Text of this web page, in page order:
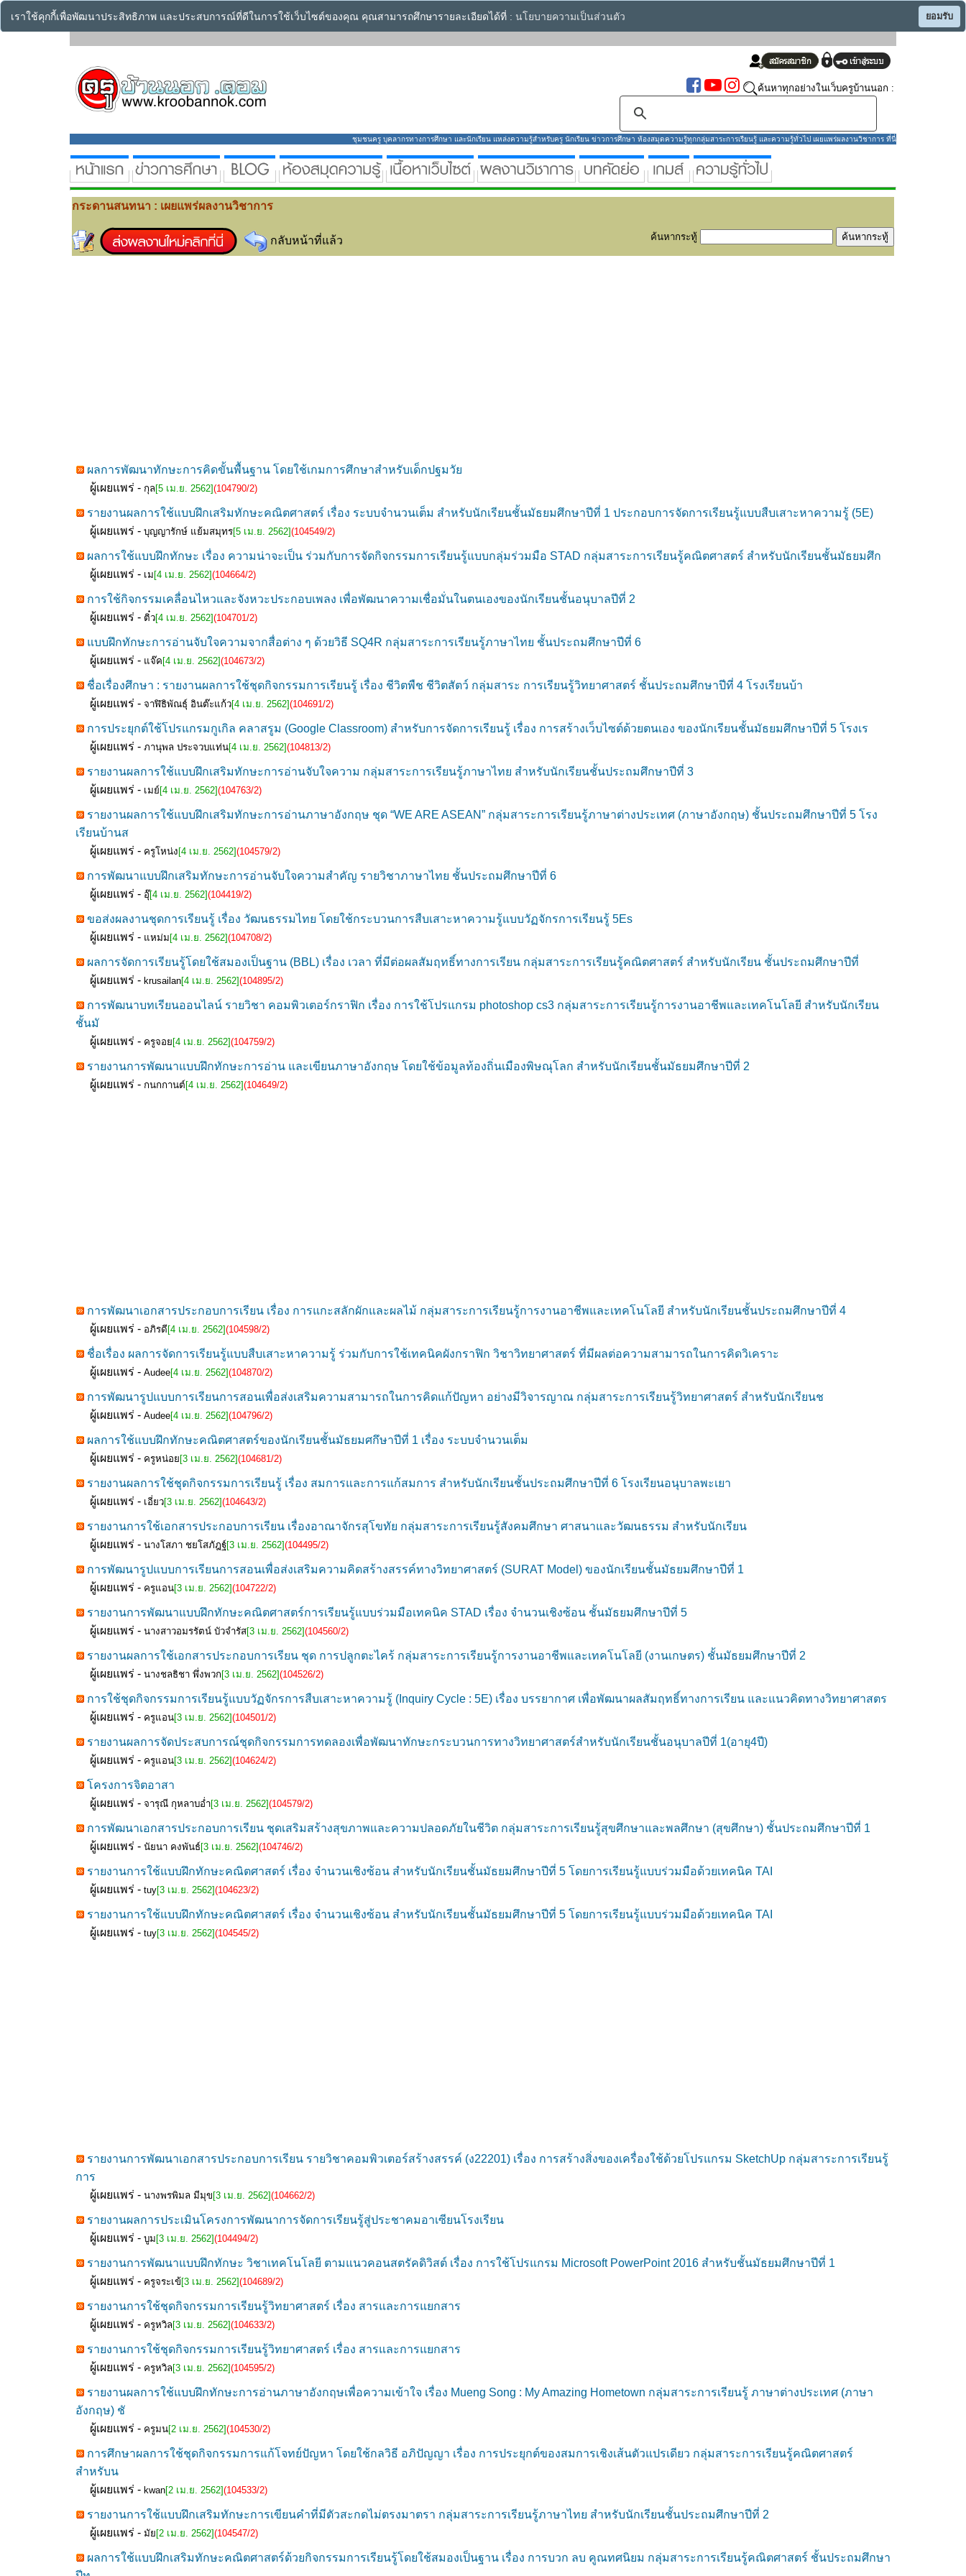
เราใช้คุกกี้เพื่อพัฒนาประสิทธิภาพ และประสบการณ์ที่ดีในการใช้เว็บไซต์ของคุณ คุณสามารถศึกษารายละเอียดได้ที่ : นโยบายความเป็นส่วนตัว ยอมรับ
ค้นหาทุกอย่างในเว็บครูบ้านนอก :
ชุมชนครู บุคลากรทางการศึกษา และนักเรียน แหล่งความรู้สำหรับครู นักเรียน ข่าวการศึกษา ห้องสมุดความรู้ทุกกลุ่มสาระการเรียนรู้ และความรู้ทั่วไป เผยแพร่ผลงานวิชาการ ที่นี่
กระดานสนทนา : เผยแพร่ผลงานวิชาการ
กลับหน้าที่แล้ว ค้นหากระทู้
ผลการพัฒนาทักษะการคิดขั้นพื้นฐาน โดยใช้เกมการศึกษาสำหรับเด็กปฐมวัย
ผู้เผยแพร่ - กุล [5 เม.ย. 2562](104790/2)
รายงานผลการใช้แบบฝึกเสริมทักษะคณิตศาสตร์ เรื่อง ระบบจำนวนเต็ม สำหรับนักเรียนชั้นมัธยมศึกษาปีที่ 1 ประกอบการจัดการเรียนรู้แบบสืบเสาะหาความรู้ (5E)
ผู้เผยแพร่ - บุญญารักษ์ แย้มสมุทร[5 เม.ย. 2562](104549/2)
ผลการใช้แบบฝึกทักษะ เรื่อง ความน่าจะเป็น ร่วมกับการจัดกิจกรรมการเรียนรู้แบบกลุ่มร่วมมือ STAD กลุ่มสาระการเรียนรู้คณิตศาสตร์ สำหรับนักเรียนชั้นมัธยมศึก
ผู้เผยแพร่ - เม [4 เม.ย. 2562](104664/2)
การใช้กิจกรรมเคลื่อนไหวและจังหวะประกอบเพลง เพื่อพัฒนาความเชื่อมั่นในตนเองของนักเรียนชั้นอนุบาลปีที่ 2
ผู้เผยแพร่ - ติ๋ว[4 เม.ย. 2562](104701/2)
แบบฝึกทักษะการอ่านจับใจความจากสื่อต่าง ๆ ด้วยวิธี SQ4R กลุ่มสาระการเรียนรู้ภาษาไทย ชั้นประถมศึกษาปีที่ 6
ผู้เผยแพร่ - แจ๊ค [4 เม.ย. 2562](104673/2)
ชื่อเรื่องศึกษา : รายงานผลการใช้ชุดกิจกรรมการเรียนรู้ เรื่อง ชีวิตพืช ชีวิตสัตว์ กลุ่มสาระ การเรียนรู้วิทยาศาสตร์ ชั้นประถมศึกษาปีที่ 4 โรงเรียนบ้า
ผู้เผยแพร่ - จาฬิธิพัณธุ์ อินต๊ะแก้ว[4 เม.ย. 2562](104691/2)
การประยุกต์ใช้โปรแกรมกูเกิล คลาสรูม (Google Classroom) สำหรับการจัดการเรียนรู้ เรื่อง การสร้างเว็บไซต์ด้วยตนเอง ของนักเรียนชั้นมัธยมศึกษาปีที่ 5 โรงเร
ผู้เผยแพร่ - ภานุพล ประจวบแท่น[4 เม.ย. 2562](104813/2)
รายงานผลการใช้แบบฝึกเสริมทักษะการอ่านจับใจความ กลุ่มสาระการเรียนรู้ภาษาไทย สำหรับนักเรียนชั้นประถมศึกษาปีที่ 3
ผู้เผยแพร่ - เมย์ [4 เม.ย. 2562](104763/2)
รายงานผลการใช้แบบฝึกเสริมทักษะการอ่านภาษาอังกฤษ ชุด “WE ARE ASEAN” กลุ่มสาระการเรียนรู้ภาษาต่างประเทศ (ภาษาอังกฤษ) ชั้นประถมศึกษาปีที่ 5 โรง
เรียนบ้านส
ผู้เผยแพร่ - ครูโหน่ง [4 เม.ย. 2562](104579/2)
การพัฒนาแบบฝึกเสริมทักษะการอ่านจับใจความสำคัญ รายวิชาภาษาไทย ชั้นประถมศึกษาปีที่ 6
ผู้เผยแพร่ - อุ๊[4 เม.ย. 2562](104419/2)
ขอส่งผลงานชุดการเรียนรู้ เรื่อง วัฒนธรรมไทย โดยใช้กระบวนการสืบเสาะหาความรู้แบบวัฏจักรการเรียนรู้ 5Es
ผู้เผยแพร่ - แหม่ม [4 เม.ย. 2562](104708/2)
ผลการจัดการเรียนรู้โดยใช้สมองเป็นฐาน (BBL) เรื่อง เวลา ที่มีต่อผลสัมฤทธิ์ทางการเรียน กลุ่มสาระการเรียนรู้คณิตศาสตร์ สำหรับนักเรียน ชั้นประถมศึกษาปีที่
ผู้เผยแพร่ - krusailan[4 เม.ย. 2562](104895/2)
การพัฒนาบทเรียนออนไลน์ รายวิชา คอมพิวเตอร์กราฟิก เรื่อง การใช้โปรแกรม photoshop cs3 กลุ่มสาระการเรียนรู้การงานอาชีพและเทคโนโลยี สำหรับนักเรียน
ชั้นมั
ผู้เผยแพร่ - ครูจอย [4 เม.ย. 2562](104759/2)
รายงานการพัฒนาแบบฝึกทักษะการอ่าน และเขียนภาษาอังกฤษ โดยใช้ข้อมูลท้องถิ่นเมืองพิษณุโลก สำหรับนักเรียนชั้นมัธยมศึกษาปีที่ 2
ผู้เผยแพร่ - กนกกานต์ [4 เม.ย. 2562](104649/2)
การพัฒนาเอกสารประกอบการเรียน เรื่อง การแกะสลักผักและผลไม้ กลุ่มสาระการเรียนรู้การงานอาชีพและเทคโนโลยี สำหรับนักเรียนชั้นประถมศึกษาปีที่ 4
ผู้เผยแพร่ - อภิรดี [4 เม.ย. 2562](104598/2)
ชื่อเรื่อง ผลการจัดการเรียนรู้แบบสืบเสาะหาความรู้ ร่วมกับการใช้เทคนิคผังกราฟิก วิชาวิทยาศาสตร์ ที่มีผลต่อความสามารถในการคิดวิเคราะ
ผู้เผยแพร่ - Audee[4 เม.ย. 2562](104870/2)
การพัฒนารูปแบบการเรียนการสอนเพื่อส่งเสริมความสามารถในการคิดแก้ปัญหา อย่างมีวิจารญาณ กลุ่มสาระการเรียนรู้วิทยาศาสตร์ สำหรับนักเรียนช
ผู้เผยแพร่ - Audee[4 เม.ย. 2562](104796/2)
ผลการใช้แบบฝึกทักษะคณิตศาสตร์ของนักเรียนชั้นมัธยมศกึษาปีที่ 1 เรื่อง ระบบจํานวนเต็ม
ผู้เผยแพร่ - ครูหน่อย [3 เม.ย. 2562](104681/2)
รายงานผลการใช้ชุดกิจกรรมการเรียนรู้ เรื่อง สมการและการแก้สมการ สำหรับนักเรียนชั้นประถมศึกษาปีที่ 6 โรงเรียนอนุบาลพะเยา
ผู้เผยแพร่ - เอี่ยว[3 เม.ย. 2562](104643/2)
รายงานการใช้เอกสารประกอบการเรียน เรื่องอาณาจักรสุโขทัย กลุ่มสาระการเรียนรู้สังคมศึกษา ศาสนาและวัฒนธรรม สำหรับนักเรียน
ผู้เผยแพร่ - นางโสภา ชยโสภัฎฐ์[3 เม.ย. 2562](104495/2)
การพัฒนารูปแบบการเรียนการสอนเพื่อส่งเสริมความคิดสร้างสรรค์ทางวิทยาศาสตร์ (SURAT Model) ของนักเรียนชั้นมัธยมศึกษาปีที่ 1
ผู้เผยแพร่ - ครูแอน[3 เม.ย. 2562](104722/2)
รายงานการพัฒนาแบบฝึกทักษะคณิตศาสตร์การเรียนรู้แบบร่วมมือเทคนิค STAD เรื่อง จำนวนเชิงซ้อน ชั้นมัธยมศึกษาปีที่ 5
ผู้เผยแพร่ - นางสาวอมรรัตน์ บัวจำรัส[3 เม.ย. 2562](104560/2)
รายงานผลการใช้เอกสารประกอบการเรียน ชุด การปลูกตะไคร้ กลุ่มสาระการเรียนรู้การงานอาชีพและเทคโนโลยี (งานเกษตร) ชั้นมัธยมศึกษาปีที่ 2
ผู้เผยแพร่ - นางชลธิชา พึ่งพวก [3 เม.ย. 2562](104526/2)
การใช้ชุดกิจกรรมการเรียนรู้แบบวัฏจักรการสืบเสาะหาความรู้ (Inquiry Cycle : 5E) เรื่อง บรรยากาศ เพื่อพัฒนาผลสัมฤทธิ์ทางการเรียน และแนวคิดทางวิทยาศาสตร
ผู้เผยแพร่ - ครูแอน[3 เม.ย. 2562](104501/2)
รายงานผลการจัดประสบการณ์ชุดกิจกรรมการทดลองเพื่อพัฒนาทักษะกระบวนการทางวิทยาศาสตร์สำหรับนักเรียนชั้นอนุบาลปีที่ 1(อายุ4ปี)
ผู้เผยแพร่ - ครูแอน[3 เม.ย. 2562](104624/2)
โครงการจิตอาสา
ผู้เผยแพร่ - จารุณี กุหลาบอ่ำ[3 เม.ย. 2562](104579/2)
การพัฒนาเอกสารประกอบการเรียน ชุดเสริมสร้างสุขภาพและความปลอดภัยในชีวิต กลุ่มสาระการเรียนรู้สุขศึกษาและพลศึกษา (สุขศึกษา) ชั้นประถมศึกษาปีที่ 1
ผู้เผยแพร่ - นัยนา คงพันธ์ [3 เม.ย. 2562](104746/2)
รายงานการใช้แบบฝึกทักษะคณิตศาสตร์ เรื่อง จำนวนเชิงซ้อน สำหรับนักเรียนชั้นมัธยมศึกษาปีที่ 5 โดยการเรียนรู้แบบร่วมมือด้วยเทคนิค TAI
ผู้เผยแพร่ - tuy[3 เม.ย. 2562](104623/2)
รายงานการใช้แบบฝึกทักษะคณิตศาสตร์ เรื่อง จำนวนเชิงซ้อน สำหรับนักเรียนชั้นมัธยมศึกษาปีที่ 5 โดยการเรียนรู้แบบร่วมมือด้วยเทคนิค TAI
ผู้เผยแพร่ - tuy[3 เม.ย. 2562](104545/2)
รายงานการพัฒนาเอกสารประกอบการเรียน รายวิชาคอมพิวเตอร์สร้างสรรค์ (ง22201) เรื่อง การสร้างสิ่งของเครื่องใช้ด้วยโปรแกรม SketchUp กลุ่มสาระการเรียนรู้
การ
ผู้เผยแพร่ - นางพรพิมล มีมุข [3 เม.ย. 2562](104662/2)
รายงานผลการประเมินโครงการพัฒนาการจัดการเรียนรู้สู่ประชาคมอาเซียนโรงเรียน
ผู้เผยแพร่ - บูม [3 เม.ย. 2562](104494/2)
รายงานการพัฒนาแบบฝึกทักษะ วิชาเทคโนโลยี ตามแนวคอนสตรัคดิวิสต์ เรื่อง การใช้โปรแกรม Microsoft PowerPoint 2016 สำหรับชั้นมัธยมศึกษาปีที่ 1
ผู้เผยแพร่ - ครูจระเข้ [3 เม.ย. 2562](104689/2)
รายงานการใช้ชุดกิจกรรมการเรียนรู้วิทยาศาสตร์ เรื่อง สารและการแยกสาร
ผู้เผยแพร่ - ครูหวิล [3 เม.ย. 2562](104633/2)
รายงานการใช้ชุดกิจกรรมการเรียนรู้วิทยาศาสตร์ เรื่อง สารและการแยกสาร
ผู้เผยแพร่ - ครูหวิล [3 เม.ย. 2562](104595/2)
รายงานผลการใช้แบบฝึกทักษะการอ่านภาษาอังกฤษเพื่อความเข้าใจ เรื่อง Mueng Song : My Amazing Hometown กลุ่มสาระการเรียนรู้ ภาษาต่างประเทศ (ภาษา
อังกฤษ) ชั
ผู้เผยแพร่ - ครูมน[2 เม.ย. 2562](104530/2)
การศึกษาผลการใช้ชุดกิจกรรมการแก้โจทย์ปัญหา โดยใช้กลวิธี อภิปัญญา เรื่อง การประยุกต์ของสมการเชิงเส้นตัวแปรเดียว กลุ่มสาระการเรียนรู้คณิตศาสตร์
สำหรับน
ผู้เผยแพร่ - kwan[2 เม.ย. 2562](104533/2)
รายงานการใช้แบบฝึกเสริมทักษะการเขียนคำที่มีตัวสะกดไม่ตรงมาตรา กลุ่มสาระการเรียนรู้ภาษาไทย สำหรับนักเรียนชั้นประถมศึกษาปีที่ 2
ผู้เผยแพร่ - มัย [2 เม.ย. 2562](104547/2)
ผลการใช้แบบฝึกเสริมทักษะคณิตศาสตร์ด้วยกิจกรรมการเรียนรู้โดยใช้สมองเป็นฐาน เรื่อง การบวก ลบ คูณทศนิยม กลุ่มสาระการเรียนรู้คณิตศาสตร์ ชั้นประถมศึกษา